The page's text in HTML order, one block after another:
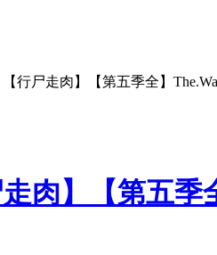
【行尸走肉】【第五季全】
走肉】【第五